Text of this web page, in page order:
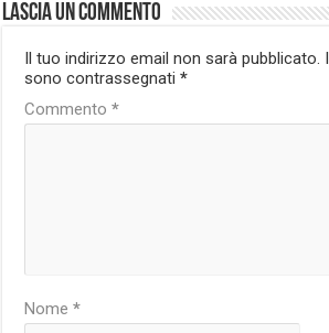
Lascia un commento
Il tuo indirizzo email non sarà pubblicato.
sono contrassegnati*
Commento*
Nome*